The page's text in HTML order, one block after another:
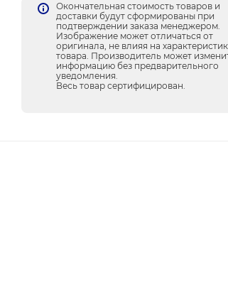
Окончательная стоимость товаров и
доставки будут сформированы при
подтверждении заказа менеджером.
Изображение может отличаться от
оригинала, не влияя на
товара. Производитель может
информацию без предварительного
уведомления.
Весь товар сертифицирован.